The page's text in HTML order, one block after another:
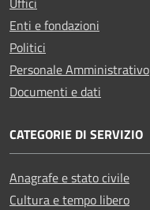
Enti e fondazioni
Politici
Personale Amministrativo
Documenti e dati
CATEGORIE DI SERVIZIO
Anagrafe e stato civile
Cultura e tempo libero